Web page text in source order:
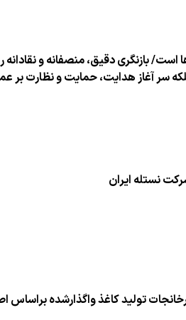
بازنگری دقیق، منصفانه و نقادانه
سر آغاز هدایت، حمایت و نظارت بر
نستله ایران